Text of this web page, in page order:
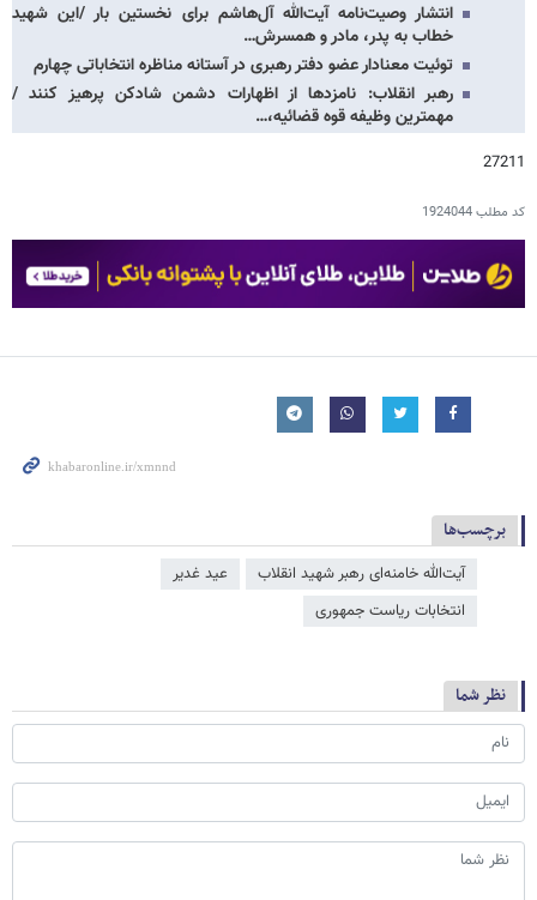
انتشار وصیت‌نامه آیت‌الله آل‌هاشم برای نخستین بار /این شهید
خطاب به پدر، مادر و همسرش…
توئیت معنادار عضو دفتر رهبری در آستانه مناظره انتخاباتی چهارم
رهبر انقلاب: نامزدها از اظهارات دشمن شادکن پرهیز کنند /
مهمترین وظیفه قوه قضائیه،…
27211
کد مطلب1924044
برچسب‌ها
آیت‌الله خامنه‌ای رهبر شهید انقلاب
عید غدیر
انتخابات ریاست جمهوری
نظر شما